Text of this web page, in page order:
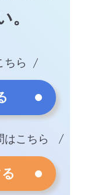
。
ちら
はこちら